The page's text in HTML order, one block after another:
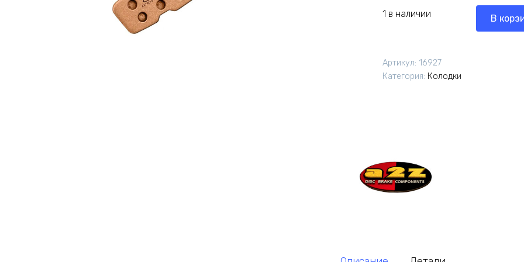
1 в наличии В
Артикул: 16927
Категория: Колодки